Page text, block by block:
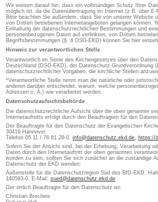
Wir weisen darauf hin, dass ein vollständiger Schutz Ihrer
möglich ist, da die Datenübertragung im Internet (z.B. über
Bitte beachten Sie außerdem, dass Sie von unserer Website
von Dritten betriebenen Internetangeboten gelangen können.
Einhaltung der datenschutzrechtlichen Bestimmungen und
personenbezogenen Daten auf verlinkten, von Dritten
Begriffsbestimmungen (§. 4 DSG-EKD) können Sie hier
Hinweis zur verantwortlichen Stelle
Verantwortlich im Sinne des Kirchengesetzes über den
Deutschland (DSG-EKD), der Datenschutz-Grundverordnung
datenschutzrechtlicher Vorgaben, die kirchliche Stellen
*Verantwortliche Stelle nennt man die natürliche oder
anderen darüber entscheidet, warum, welche
Adressen o. Ä.) wie verarbeitet werden.
Datenschutzaufsichtsbehörde
Die datenschutzrechtliche Aufsicht über die oben genannte
Internetauftritts erfolgt durch den Beauftragten für den
Der Beauftragte für den Datenschutz der Evangelischen
30419 Hannover
Telefon 05 11 / 76 81 28-0, info@datenschutz.ekd.de, https://
Sofern Sie der Ansicht sind, bei der Erhebung, Verarbeitung
Daten durch den Internetauftritt der oben genannten
worden zu sein, sollten Sie sich zunächst an die zuständige
Datenschutz der EKD wenden:
Außenstelle für die Datenschutzregion Süd des BfD-EKD,
140593-0, E-Mail: sued@datenschutz.ekd.de
Der örtlich Beauftragte für den Datenschutz ist:
Christian Brecheis